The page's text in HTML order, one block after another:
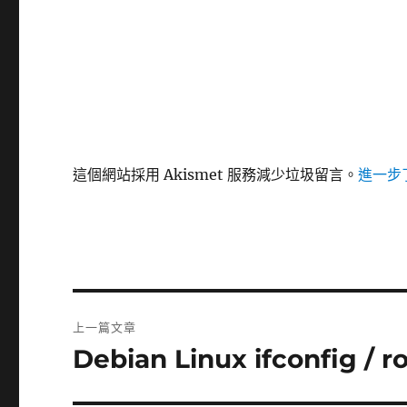
這個網站採用 Akismet 服務減少垃圾留言。進一步
章
上一篇文章
上
Debian Linux ifconfig /